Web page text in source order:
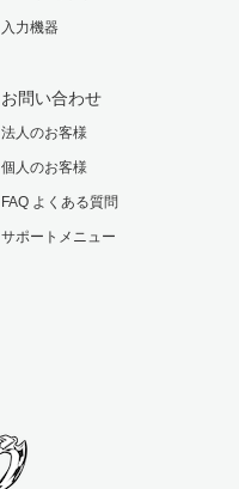
入力機器
お問い合わせ
法人のお客様
個人のお客様
FAQ よくある質問
サポートメニュー